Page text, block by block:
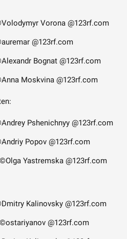
Vorona @123rf.com
@123rf.com
Bognat @123rf.com
Moskvina @123rf.com
Pshenichnyy @123rf.com
Popov @123rf.com
Yastremska @123rf.com
Kalinovsky @123rf.com
@123rf.com